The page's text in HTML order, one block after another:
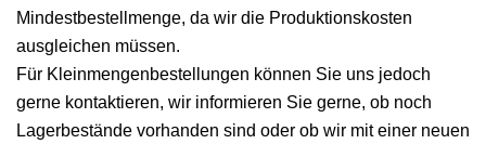
Mindestbestellmenge, da wir die Produktionskosten
ausgleichen müssen.
Für Kleinmengenbestellungen können Sie uns jedoch
gerne kontaktieren, wir informieren Sie gerne, ob noch
Lagerbestände vorhanden sind oder ob wir mit einer neuen